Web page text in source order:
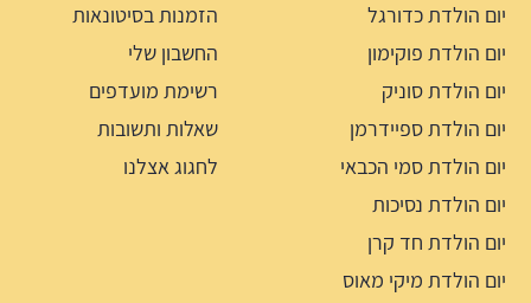
יום הולדת כדורגל
יום הולדת פוקימון
יום הולדת סוניק
יום הולדת ספיידרמן
יום הולדת סמי הכבאי
יום הולדת נסיכות
יום הולדת חד קרן
יום הולדת מיקי מאוס
הזמנות בסיטונאות
החשבון שלי
רשימת מועדפים
שאלות ותשובות
לחגוג אצלנו